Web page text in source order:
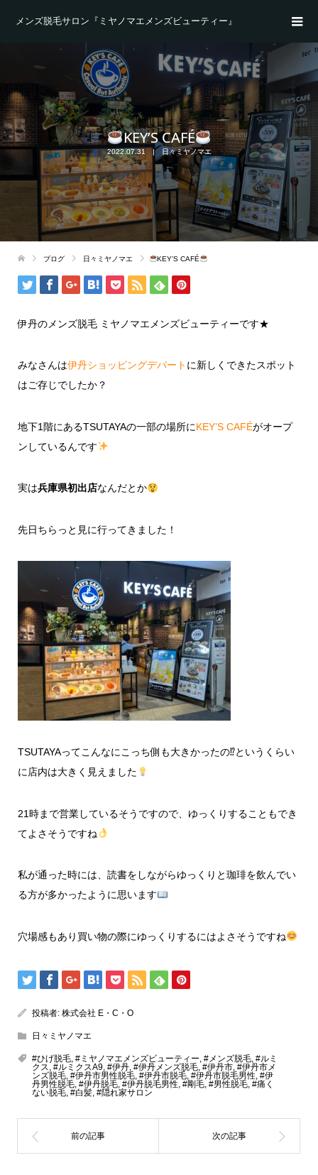
メンズ脱毛サロン『ミヤノマエメンズビューティー』
KEY’S CAFÉ
2022.07.31 日々ミヤノマエ
ブログ 日々ミヤノマエ KEY’S CAFÉ
伊丹のメンズ脱毛 ミヤノマエメンズビューティーです★
みなさんは伊丹ショッピングデパート に新しくできたスポット
はご存じでしたか？
地下1階にあるTSUTAYAの一部の場所にKEY’S CAFÉがオープ
ンしているんです
実は兵庫県初出店なんだとか
先日ちらっと見に行ってきました！
TSUTAYAってこんなにこっち側も大きかったの⁉というくらい
に店内は大きく見えました
21時まで営業しているそうですので、ゆっくりすることもでき
てよさそうですね
私が通った時には、読書をしながらゆっくりと珈琲を飲んでい
る方が多かったように思います
穴場感もあり買い物の際にゆっくりするにはよさそうですね
投稿者: 株式会社 E・C・O
日々ミヤノマエ
#ひげ脱毛, #ミヤノマエメンズビューティー #メンズ脱毛, #ルミ
クス #ルミクスA9, #伊丹, #伊丹メンズ脱毛, #伊丹市, #伊丹市メ
ンズ脱毛, #伊丹市男性脱毛, #伊丹市脱毛, #伊丹市脱毛男性, #伊
丹男性脱毛, #伊丹脱毛, #伊丹脱毛男性, #剛毛, #男性脱毛, #痛く
ない脱毛, #白髪, #隠れ家サロン